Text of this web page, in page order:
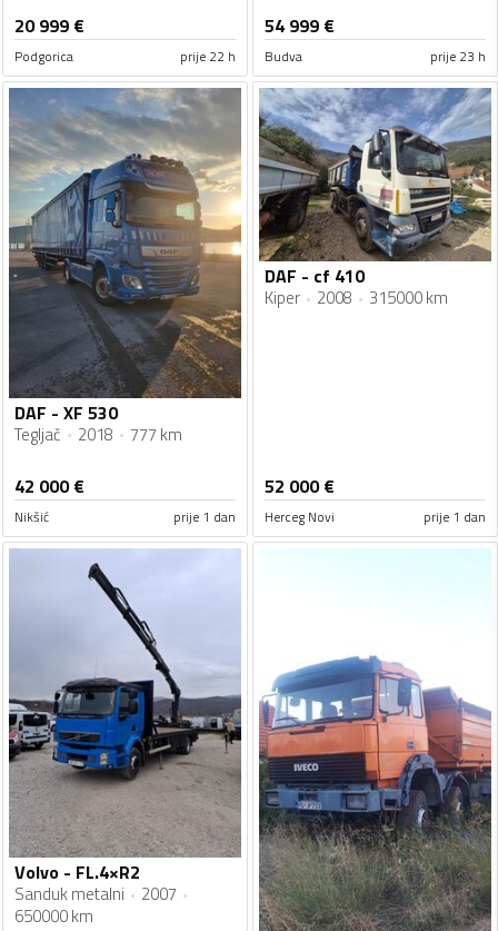
20 999 €
Podgorica prije 22 h
54 999 €
Budva prije 23 h
DAF - XF 530
Tegljač 2018 777 km
42 000€
Nikšić prije 1 dan
DAF - cf 410
Kiper 2008 315000 km
52 000€
Herceg Novi prije 1 dan
Volvo - FL.4×R2
Sanduk metalni
2007
650000 km